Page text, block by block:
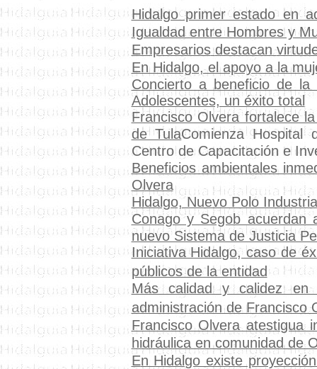
Hidalgo primer estado en
Igualdad entre Hombres y
Empresarios destacan
En Hidalgo, el apoyo a la
Concierto a beneficio de
Adolescentes, un éxito total
Francisco Olvera fortalece
de TulaComienza Hospital
Centro de Capacitación e
Beneficios ambientales
Olvera
Hidalgo, Nuevo Polo
Conago y Segob acuerdan
nuevo Sistema de Justicia
Iniciativa Hidalgo, caso de
públicos de la entidad
Más calidad y calidez
administración de Francisco
Francisco Olvera atestigua
hidráulica en comunidad de
En Hidalgo existe